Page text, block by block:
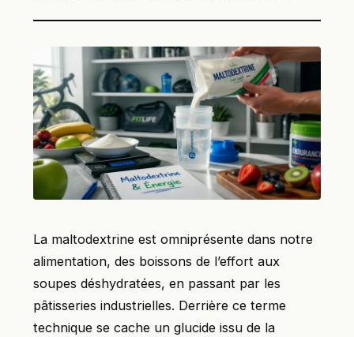
La maltodextrine est omniprésente dans notre
alimentation, des boissons de l’effort aux
soupes déshydratées, en passant par les
pâtisseries industrielles. Derrière ce terme
technique se cache un glucide issu de la